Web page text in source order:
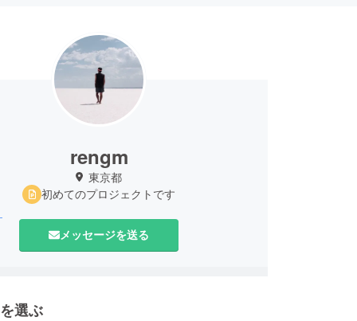
rengm
東京都
初めてのプロジェクトです
メッセージを送る
選ぶ